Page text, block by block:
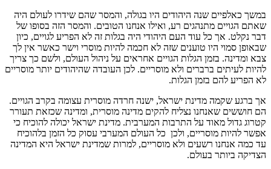
במשך כאלפיים שנה היהודים היו בגולה, והמסר שהם שידרו לעולם היה
שאתם הגויים מתנהגים רע, ואילו אנחנו הטובים. והמסר הזה בסופו של
דבר נקלט. אך כל עוד העם היהודי היה בגלות זה לא הפריע לגויים, כיון
שבאופן סמוי היו טוענים שזה לא חכמה להיות מוסרי וישר כאשר אין לך
צבא ומדינה. בזמן הגלות הגויים אחראים על ניהול העולם, ולשם כך צריך
להיות לעיתים ברברים ולא מוסריים. לכן העובדה שהיהודים יותר מוסריים
לא הפריע להם בזמן הגלות.
אך ברגע שקמה מדינת ישראל, ישנה חרדה מוסרית עצומה בקרב הגויים.
הם חוששים שאנחנו נצליח להקים מדינה מוסרית, ומדינה שכזאת תעורר
קטרוג גדול מאוד על התרבות המערבית. מדינת ישראל יכולה להוכיח כי
אפשר להיות מוסריים, ולכן כל העולם המערבי עסוק כל הזמן בלהוכיח
עד כמה אנחנו רשעים ולא מוסריים, למרות שמדינת ישראל היא המדינה
הצדיקה ביותר בעולם.